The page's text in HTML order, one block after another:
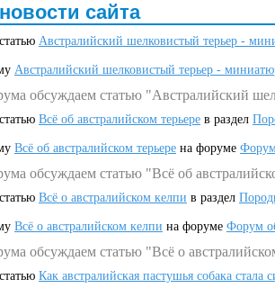
сайта
Австралийский шелковистый терьер -
Австралийский шелковистый терьер -
обсуждаем статью "Австралийский
Всё об австралийском терьере в раздел
Всё об австралийском терьере на форуме
обсуждаем статью "Всё об
Всё о австралийском келпи в раздел
Всё о австралийском келпи на форуме Форум
обсуждаем статью "Всё о
Как австралийская пастушья собака